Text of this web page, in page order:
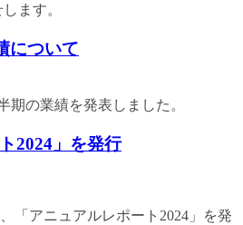
ます。
について
期の業績を発表しました。
2024」を発行
「アニュアルレポート2024」を発